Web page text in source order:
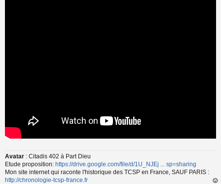
Avatar : Citadis 402 à Part Dieu
Etude proposition: https://drive.google.com/file/d/1U_NJEj ... sp=sharing
Mon site internet qui raconte l'historique des TCSP en France, SAUF PARIS :
http://chronologie-tcsp-france.fr